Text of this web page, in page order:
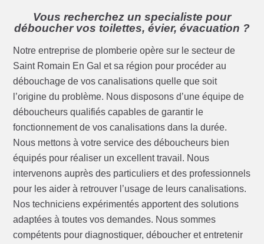
Vous recherchez un specialiste pour
déboucher vos toilettes, évier, évacuation ?
Notre entreprise de plomberie opère sur le secteur de
Saint Romain En Gal et sa région pour procéder au
débouchage de vos canalisations quelle que soit
l’origine du problème. Nous disposons d’une équipe de
déboucheurs qualifiés capables de garantir le
fonctionnement de vos canalisations dans la durée.
Nous mettons à votre service des déboucheurs bien
équipés pour réaliser un excellent travail. Nous
intervenons auprès des particuliers et des professionnels
pour les aider à retrouver l’usage de leurs canalisations.
Nos techniciens expérimentés apportent des solutions
adaptées à toutes vos demandes. Nous sommes
compétents pour diagnostiquer, déboucher et entretenir